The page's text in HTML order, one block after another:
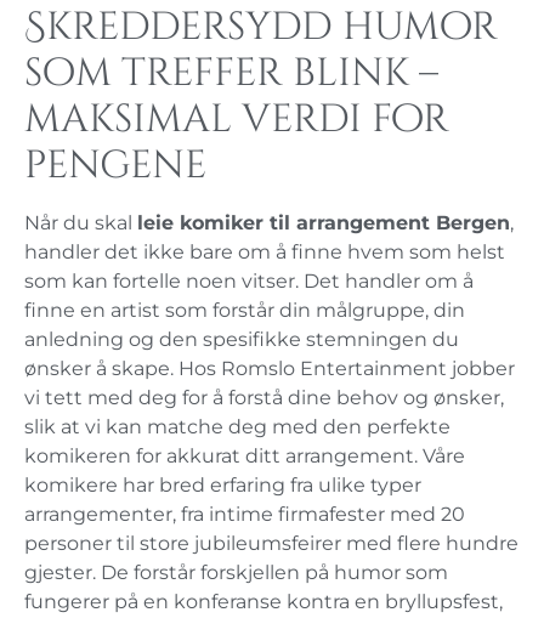
Skreddersydd humor
som treffer blink –
maksimal verdi for
pengene
Når du skal leie komiker til arrangement Bergen,
handler det ikke bare om å finne hvem som helst
som kan fortelle noen vitser. Det handler om å
finne en artist som forstår din målgruppe, din
anledning og den spesifikke stemningen du
ønsker å skape. Hos Romslo Entertainment jobber
vi tett med deg for å forstå dine behov og ønsker,
slik at vi kan matche deg med den perfekte
komikeren for akkurat ditt arrangement. Våre
komikere har bred erfaring fra ulike typer
arrangementer, fra intime firmafester med 20
personer til store jubileumsfeirer med flere hundre
gjester. De forstår forskjellen på humor som
fungerer på en konferanse kontra en bryllupsfest,